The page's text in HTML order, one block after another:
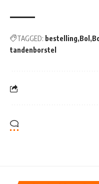
TAGGED: bestelling Bol
tandenborstel